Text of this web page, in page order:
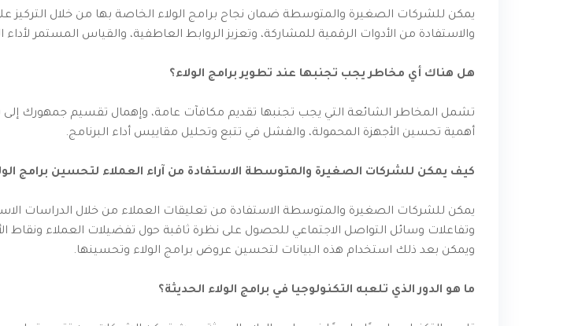
يمكن للشركات الصغيرة والمتوسطة ضمان نجاح برامج الولاء الخاصة بها من خلال التركيز
والاستفادة من الأدوات الرقمية للمشاركة، وتعزيز الروابط العاطفية، والقياس المستمر لأداء
هل هناك أي مخاطر يجب تجنبها عند تطوير برامج الولاء؟
تشمل المخاطر الشائعة التي يجب تجنبها تقديم مكافآت عامة، وإهمال تقسيم جمهورك إلى
أهمية تحسين الأجهزة المحمولة، والفشل في تتبع وتحليل مقاييس أداء البرنامج.
كيف يمكن للشركات الصغيرة والمتوسطة الاستفادة من آراء العملاء لتحسين برامج
يمكن للشركات الصغيرة والمتوسطة الاستفادة من تعليقات العملاء من خلال الدراسات
وتفاعلات وسائل التواصل الاجتماعي للحصول على نظرة ثاقبة حول تفضيلات العملاء ونقاط
ويمكن بعد ذلك استخدام هذه البيانات لتحسين عروض برامج الولاء وتحسينها.
ما هو الدور الذي تلعبه التكنولوجيا في برامج الولاء الحديثة؟